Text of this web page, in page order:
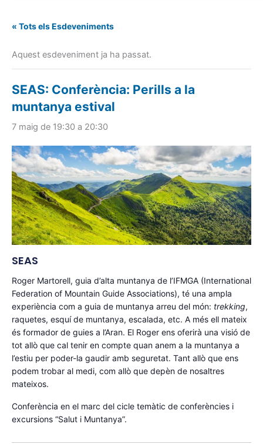
« Tots els Esdeveniments
Aquest esdeveniment ja ha passat.
SEAS: Conferència: Perills a la
muntanya estival
7 maig de 19:30 a 20:30
SEAS
Roger Martorell, guia d’alta muntanya de l’IFMGA (International
Federation of Mountain Guide Associations), té una ampla
experiència com a guia de muntanya arreu del món: trekking,
raquetes, esquí de muntanya, escalada, etc. A més ell mateix
és formador de guies a l’Aran. El Roger ens oferirà una visió de
tot allò que cal tenir en compte quan anem a la muntanya a
l’estiu per poder-la gaudir amb seguretat. Tant allò que ens
podem trobar al medi, com allò que depèn de nosaltres
mateixos.
Conferència en el marc del cicle temàtic de conferències i
excursions “Salut i Muntanya”.